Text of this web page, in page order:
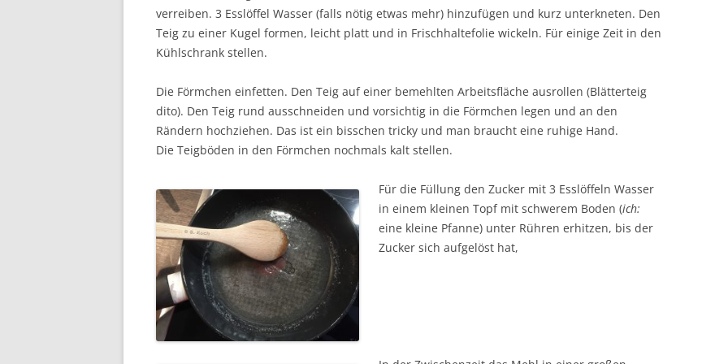
verreiben. 3 Esslöffel Wasser (falls nötig etwas mehr) hinzufügen und kurz unterkneten. Den
Teig zu einer Kugel formen, leicht platt und in Frischhaltefolie wickeln. Für einige Zeit in den
Kühlschrank stellen.
Die Förmchen einfetten. Den Teig auf einer bemehlten Arbeitsfläche ausrollen (Blätterteig
dito). Den Teig rund ausschneiden und vorsichtig in die Förmchen legen und an den
Rändern hochziehen. Das ist ein bisschen tricky und man braucht eine ruhige Hand.
Die Teigböden in den Förmchen nochmals kalt stellen.
Für die Füllung den Zucker mit 3 Esslöffeln Wasser
in einem kleinen Topf mit schwerem Boden (ich:
eine kleine Pfanne) unter Rühren erhitzen, bis der
Zucker sich aufgelöst hat,